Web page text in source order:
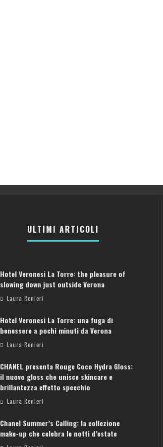
ULTIMI ARTICOLI
Hotel Veronesi La Torre: the pleasure of
slowing down just outside Verona
Laura Renieri
Hotel Veronesi La Torre: una fuga di
benessere a pochi minuti da Verona
Laura Renieri
CHANEL presenta Rouge Coco Hydra Gloss:
il nuovo gloss che unisce skincare e
brillantezza effetto specchio
Laura Renieri
Chanel Summer’s Calling: la collezione
make-up che celebra le notti d’estate
ATENE: GUIDA PER IL WEEKEND PERFETTO